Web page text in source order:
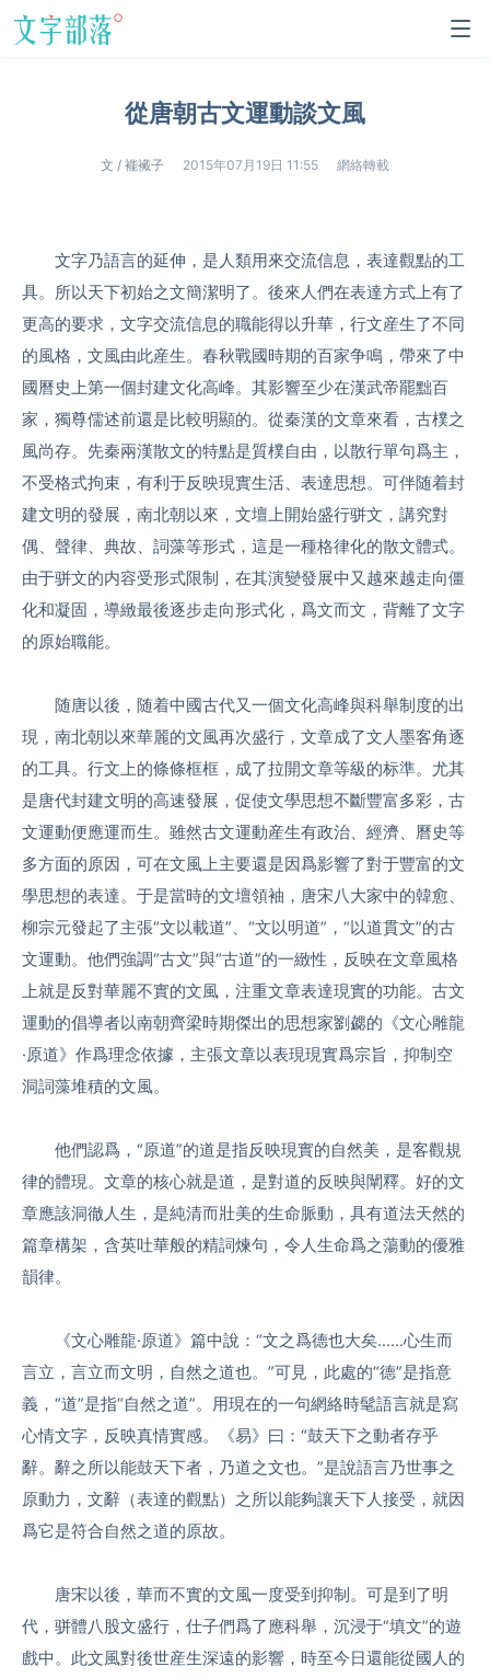
從唐朝古文運動談文風
文 / 褦襶子 2015年07月19日 11:55 網絡轉載
文字乃語言的延伸，是人類用來交流信息，表達觀點的工
具。所以天下初始之文簡潔明了。後來人們在表達方式上有了
更高的要求，文字交流信息的職能得以升華，行文産生了不同
的風格，文風由此産生。春秋戰國時期的百家争鳴，帶來了中
國曆史上第一個封建文化高峰。其影響至少在漢武帝罷黜百
家，獨尊儒述前還是比較明顯的。從秦漢的文章來看，古樸之
風尚存。先秦兩漢散文的特點是質樸自由，以散行單句爲主，
不受格式拘束，有利于反映現實生活、表達思想。可伴随着封
建文明的發展，南北朝以來，文壇上開始盛行骈文，講究對
偶、聲律、典故、詞藻等形式，這是一種格律化的散文體式。
由于骈文的内容受形式限制，在其演變發展中又越來越走向僵
化和凝固，導緻最後逐步走向形式化，爲文而文，背離了文字
的原始職能。
随唐以後，随着中國古代又一個文化高峰與科舉制度的出
現，南北朝以來華麗的文風再次盛行，文章成了文人墨客角逐
的工具。行文上的條條框框，成了拉開文章等級的标準。尤其
是唐代封建文明的高速發展，促使文學思想不斷豐富多彩，古
文運動便應運而生。雖然古文運動産生有政治、經濟、曆史等
多方面的原因，可在文風上主要還是因爲影響了對于豐富的文
學思想的表達。于是當時的文壇領袖，唐宋八大家中的韓愈、
柳宗元發起了主張“文以載道”、“文以明道”，“以道貫文”的古
文運動。他們強調“古文”與“古道”的一緻性，反映在文章風格
上就是反對華麗不實的文風，注重文章表達現實的功能。古文
運動的倡導者以南朝齊梁時期傑出的思想家劉勰的《文心雕龍
·原道》作爲理念依據，主張文章以表現現實爲宗旨，抑制空
洞詞藻堆積的文風。
他們認爲，“原道”的道是指反映現實的自然美，是客觀規
律的體現。文章的核心就是道，是對道的反映與闡釋。好的文
章應該洞徹人生，是純清而壯美的生命脈動，具有道法天然的
篇章構架，含英吐華般的精詞煉句，令人生命爲之蕩動的優雅
韻律。
《文心雕龍·原道》篇中說：“文之爲德也大矣……心生而
言立，言立而文明，自然之道也。”可見，此處的“德”是指意
義，“道”是指“自然之道”。用現在的一句網絡時髦語言就是寫
心情文字，反映真情實感。《易》曰：“鼓天下之動者存乎
辭。辭之所以能鼓天下者，乃道之文也。”是說語言乃世事之
原動力，文辭（表達的觀點）之所以能夠讓天下人接受，就因
爲它是符合自然之道的原故。
唐宋以後，華而不實的文風一度受到抑制。可是到了明
代，骈體八股文盛行，仕子們爲了應科舉，沉浸于“填文”的遊
戲中。此文風對後世産生深遠的影響，時至今日還能從國人的